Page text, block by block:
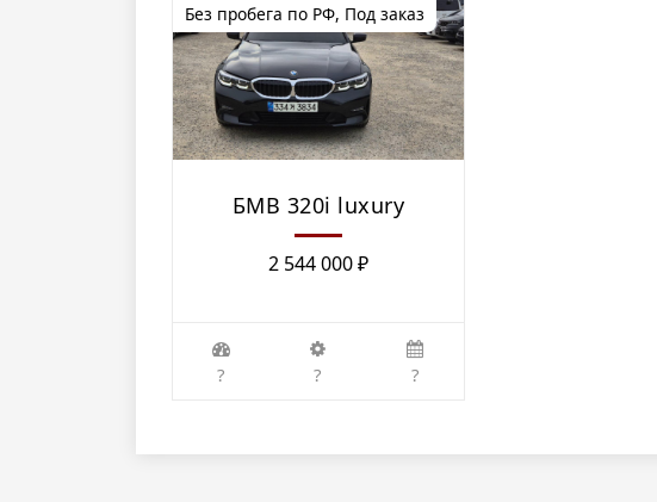
Без пробега по РФ, Под заказ
БМВ 320i luxury
2 544 000₽
? ? ?